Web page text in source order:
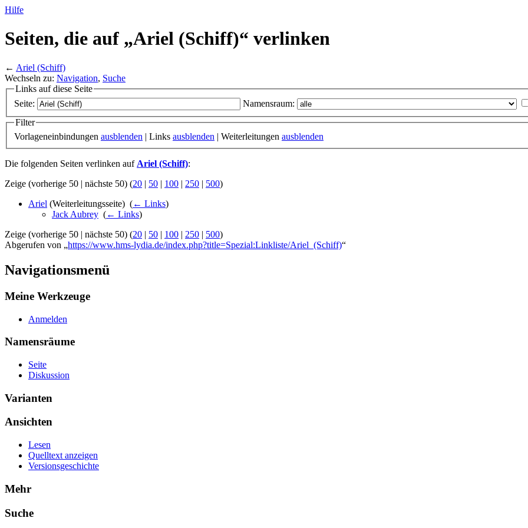
Hilfe
Seiten, die auf „Ariel (Schiff)“ verlinken
← Ariel (Schiff)
Wechseln zu: Navigation, Suche
Links auf diese Seite
Seite:
Namensraum:
Filter
Vorlageneinbindungen ausblenden | Links ausblenden | Weiterleitungen ausblenden
Die folgenden Seiten verlinken auf Ariel (Schiff):
Zeige (vorherige 50 | nächste 50) (20 | 50 | 100 | 250 | 500)
Ariel (Weiterleitungsseite) ‎ (← Links)
Jack Aubrey (← Links)
Zeige (vorherige 50 | nächste 50) (20 | 50 | 100 | 250 | 500)
Abgerufen von „https://www.hms-lydia.de/index.php?title=Spezial:Linkliste/Ariel_(Schiff)“
Navigationsmenü
Meine Werkzeuge
Anmelden
Namensräume
Seite
Diskussion
Varianten
Ansichten
Lesen
Quelltext anzeigen
Versionsgeschichte
Mehr
Suche